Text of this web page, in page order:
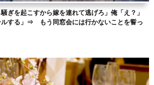
ぎを起こすから嫁を連れて逃げろ」俺「え？」
ルする」⇒ もう同窓会には行かないことを誓っ